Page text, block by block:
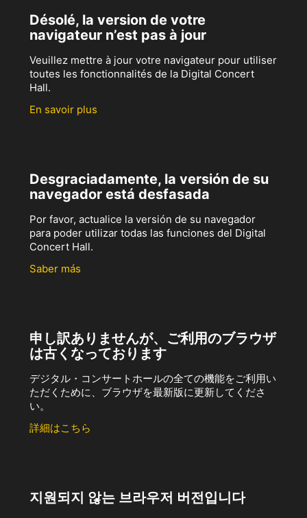
Désolé, la version de votre
navigateur n’est pas à jour
Veuillez mettre à jour votre navigateur pour utiliser
toutes les fonctionnalités de la Digital Concert
Hall.
En savoir plus
Desgraciadamente, la versión de su
navegador está desfasada
Por favor, actualice la versión de su navegador
para poder utilizar todas las funciones del Digital
Concert Hall.
Saber más
申し訳ありませんが、ご利用のブラウザ
は古くなっております
デジタル・コンサートホールの全ての機能をご利用い
ただくために、ブラウザを最新版に更新してくださ
い。
詳細はこちら
지원되지 않는 브라우저 버전입니다